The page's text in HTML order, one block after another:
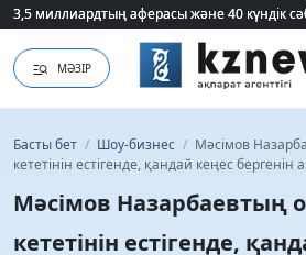
3,5 миллиардтың аферасы және 40 күндік
3,5 миллиардтың аферасы және 40 күндік
МӘЗІР
Басты бет / Шоу-бизнес / Мәсімов
кететінін естігенде, қандай кеңес бергенін
Мәсімов Назарбаевтың
кететінін естігенде,